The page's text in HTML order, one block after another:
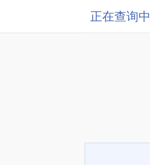
正在查询中